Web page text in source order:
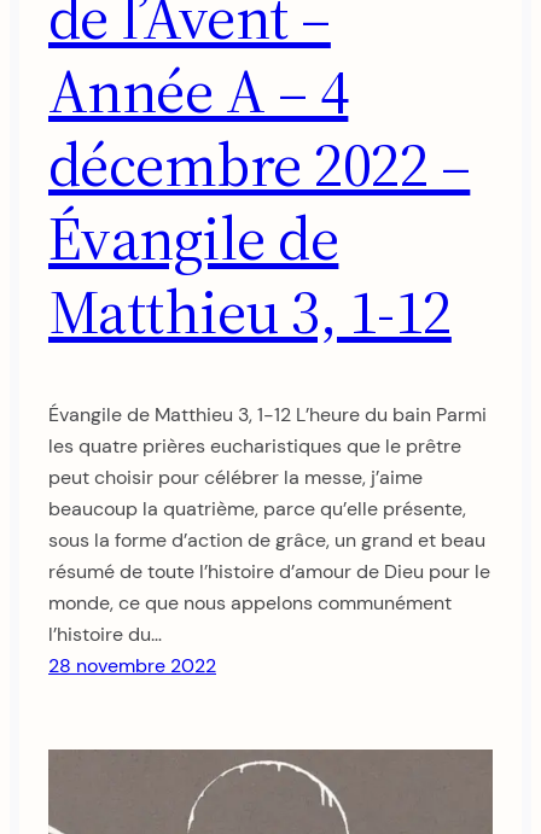
Année A – 4
décembre 2022 –
Évangile de
Matthieu 3, 1-12
Évangile de Matthieu 3, 1-12 L’heure du bain Parmi
les quatre prières eucharistiques que le prêtre
peut choisir pour célébrer la messe, j’aime
beaucoup la quatrième, parce qu’elle présente,
sous la forme d’action de grâce, un grand et beau
résumé de toute l’histoire d’amour de Dieu pour le
monde, ce que nous appelons communément
l’histoire du…
28 novembre 2022